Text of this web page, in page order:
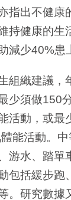
指出不健康
持健康的生
減少40%患
組織建議，
少須做150
活動，或最
能活動。
游水、踏單
包括緩步跑
。研究數據